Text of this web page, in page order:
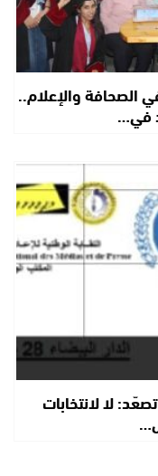
الصحافة والإعلام..
في…
لا لانتخابات